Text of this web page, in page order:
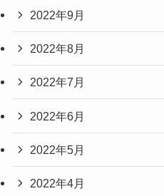
2022年9月
2022年8月
2022年7月
2022年6月
2022年5月
2022年4月